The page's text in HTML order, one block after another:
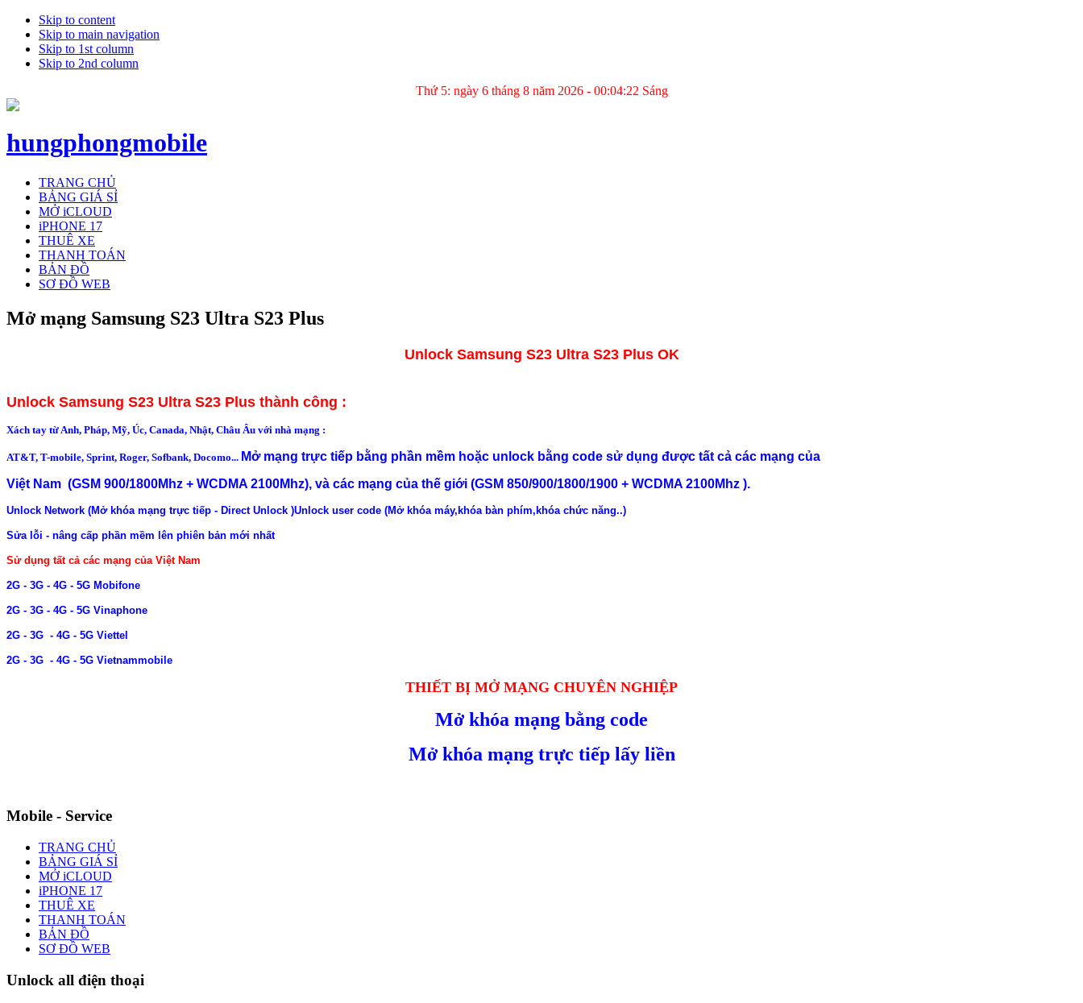
Skip to content
Skip to main navigation
Skip to 1st column
Skip to 2nd column
Thứ 5: ngày 6 tháng 8 năm 2026 - 00:04:22 Sáng
hungphongmobile
TRANG CHỦ
BẢNG GIÁ SỈ
MỞ iCLOUD
iPHONE 17
THUÊ XE
THANH TOÁN
BẢN ĐỒ
SƠ ĐỒ WEB
Mở mạng Samsung S23 Ultra S23 Plus
Unlock Samsung S23 Ultra S23 Plus OK
Unlock Samsung S23 Ultra S23 Plus thành công :
Xách tay từ Anh, Pháp, Mỹ, Úc, Canada, Nhật, Châu Âu với nhà mạng :
AT&T, T-mobile, Sprint, Roger, Sofbank, Docomo... Mở mạng trực tiếp bằng phần mềm hoặc unlock bằng code sử dụng được tất cả các mạng của
Việt Nam (GSM 900/1800Mhz + WCDMA 2100Mhz), và các mạng của thế giới (GSM 850/900/1800/1900 + WCDMA 2100Mhz ).
Unlock Network (Mở khóa mạng trực tiếp - Direct Unlock )Unlock user code (Mở khóa máy,khóa bàn phím,khóa chức năng..)
Sửa lỗi - nâng cấp phần mềm lên phiên bản mới nhất
Sử dụng tất cả các mạng của Việt Nam
2G - 3G - 4G - 5G Mobifone
2G - 3G - 4G - 5G Vinaphone
2G - 3G - 4G - 5G Viettel
2G - 3G - 4G - 5G Vietnammobile
THIẾT BỊ MỞ MẠNG CHUYÊN NGHIỆP
Mở khóa mạng bằng code
Mở khóa mạng trực tiếp lấy liền
Mobile - Service
TRANG CHỦ
BẢNG GIÁ SỈ
MỞ iCLOUD
iPHONE 17
THUÊ XE
THANH TOÁN
BẢN ĐỒ
SƠ ĐỒ WEB
Unlock all điện thoại